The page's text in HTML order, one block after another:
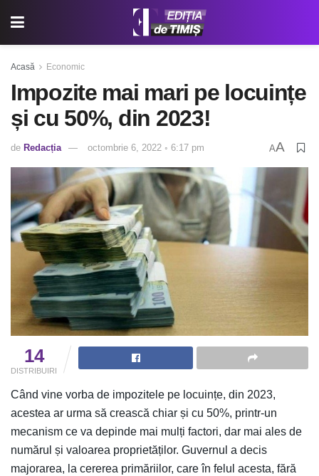
Acasă Economic
Impozite mai mari pe locuințe
și cu 50%, din 2023!
de Redacția octombrie 6, 2022 ◦ 6:17 pm AA
14
DISTRIBUIRI
Când vine vorba de impozitele pe locuințe, din 2023,
acestea ar urma să crească chiar și cu 50%, printr-un
mecanism ce va depinde mai mulți factori, dar mai ales de
numărul și valoarea proprietăților. Guvernul a decis
majorarea, la cererea primăriilor, care în felul acesta, fără